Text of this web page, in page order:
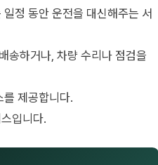
정 동안 운전을 대신해주는 서
송하거나, 차량 수리나 점검을
제공합니다.
입니다.